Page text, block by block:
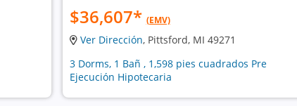
$36,607* (EMV)
Ver Dirección, Pittsford, MI 49271
3 Dorms, 1 Bañ , 1,598 pies cuadrados Pre
Ejecución Hipotecaria